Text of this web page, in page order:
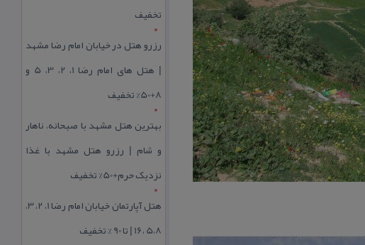
تخفیف
رزرو هتل در خیابان امام رضا مشهد
| هتل‌ های امام رضا 1، 2، 3، 5 و
8+50% تخفیف
بهترین هتل مشهد با صبحانه، ناهار
و شام | رزرو هتل مشهد با غذا
نزدیک حرم+50% تخفیف
هتل آپارتمان خیابان امام رضا 1، 2، 3،
5،8 ،16 | تا 90 % تخفیف